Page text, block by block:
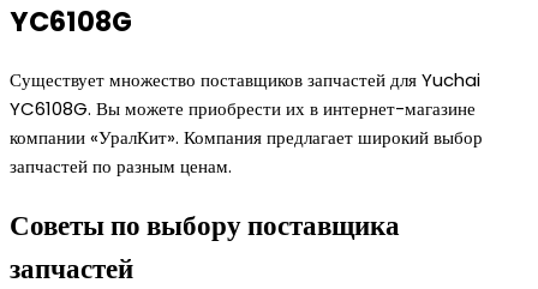
YC6108G
Существует множество поставщиков запчастей для Yuchai
YC6108G. Вы можете приобрести их в интернет-магазине
компании «УралКит». Компания предлагает широкий выбор
запчастей по разным ценам.
Советы по выбору поставщика
запчастей